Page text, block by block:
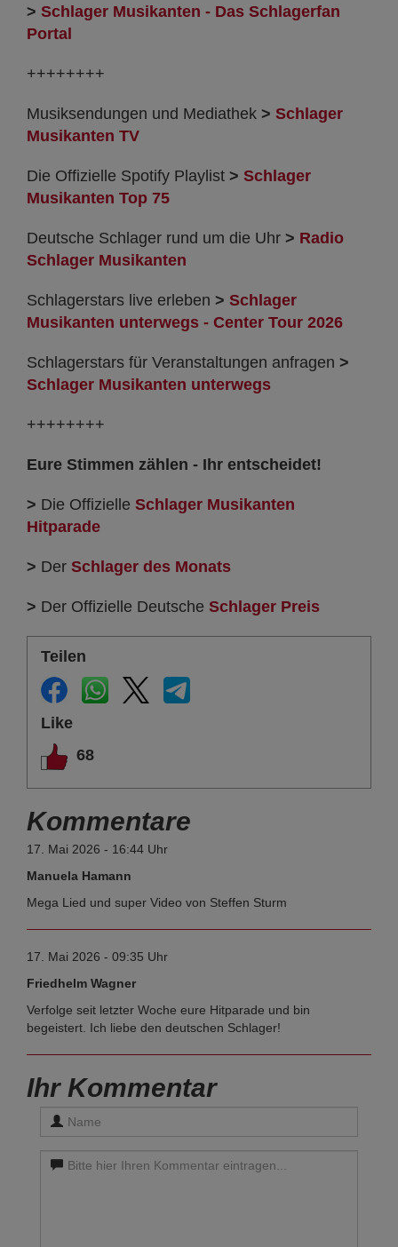
> Schlager Musikanten - Das Schlagerfan
Portal
++++++++
Musiksendungen und Mediathek > Schlager
Musikanten TV
Die Offizielle Spotify Playlist > Schlager
Musikanten Top 75
Deutsche Schlager rund um die Uhr > Radio
Schlager Musikanten
Schlagerstars live erleben > Schlager
Musikanten unterwegs - Center Tour 2026
Schlagerstars für Veranstaltungen anfragen >
Schlager Musikanten unterwegs
++++++++
Eure Stimmen zählen - Ihr entscheidet!
> Die Offizielle Schlager Musikanten
Hitparade
> Der Schlager des Monats
> Der Offizielle Deutsche Schlager Preis
Teilen
Like
68
Kommentare
17. Mai 2026 - 16:44 Uhr
Manuela Hamann
Mega Lied und super Video von Steffen Sturm
17. Mai 2026 - 09:35 Uhr
Friedhelm Wagner
Verfolge seit letzter Woche eure Hitparade und bin
begeistert. Ich liebe den deutschen Schlager!
Ihr Kommentar